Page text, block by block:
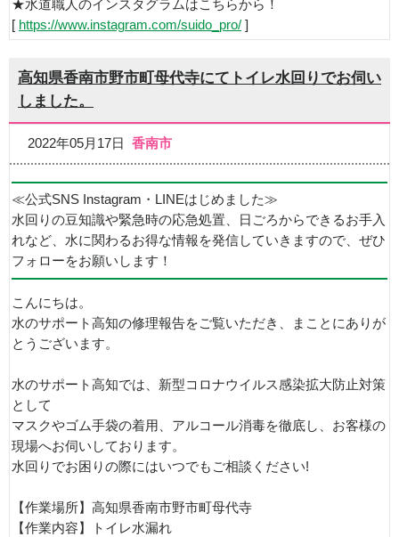
★水道職人のインスタグラムはこちらから！
[ https://www.instagram.com/suido_pro/ ]
高知県香南市野市町母代寺にてトイレ水回りでお伺い
しました。
2022年05月17日 香南市
≪公式SNS Instagram・LINEはじめました≫
水回りの豆知識や緊急時の応急処置、日ごろからできるお手入
れなど、水に関わるお得な情報を発信していきますので、ぜひ
フォローをお願いします！
こんにちは。
水のサポート高知の修理報告をご覧いただき、まことにありが
とうございます。
水のサポート高知では、新型コロナウイルス感染拡大防止対策
として
マスクやゴム手袋の着用、アルコール消毒を徹底し、お客様の
現場へお伺いしております。
水回りでお困りの際にはいつでもご相談ください!
【作業場所】高知県香南市野市町母代寺
【作業内容】トイレ水漏れ